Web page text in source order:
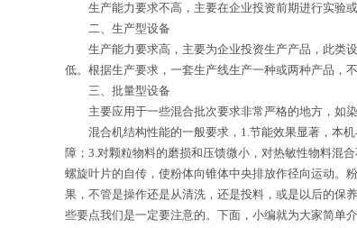
生产能力要求不高，主要在企业投资前期进行实验或
二、生产型设备
生产能力要求高，主要为企业投资生产产品，此类设
低。根据生产要求，一套生产线生产一种或两种产品，
三、批量型设备
主要应用于一些混合批次要求非常严格的地方，如染
混合机结构性能的一般要求，1.节能效果显著，本机
障；3.对颗粒物料的磨损和压馈微小，对热敏性物料混
螺旋叶片的自传，使粉体向锥体中央排放作径向运动。
果，不管是操作还是从清洗，还是投料，或是以后的
些要点我们是一定要注意的。下面，小编就为大家